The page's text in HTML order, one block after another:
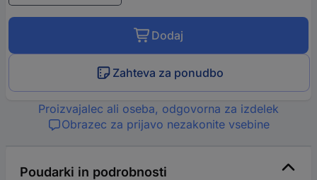
Dodaj
Zahteva za ponudbo
Proizvajalec ali oseba, odgovorna za izdelek
Obrazec za prijavo nezakonite vsebine
Poudarki in podrobnosti